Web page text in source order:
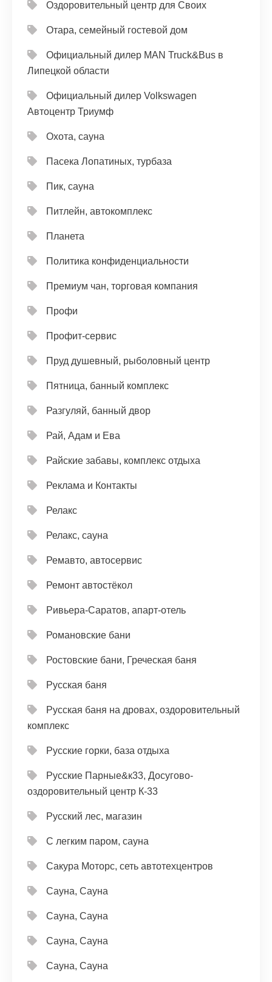
Оздоровительный центр для Своих
Отара, семейный гостевой дом
Официальный дилер MAN Truck&Bus в
Липецкой области
Официальный дилер Volkswagen
Автоцентр Триумф
Охота, сауна
Пасека Лопатиных, турбаза
Пик, сауна
Питлейн, автокомплекс
Планета
Политика конфиденциальности
Премиум чан, торговая компания
Профи
Профит-сервис
Пруд душевный, рыболовный центр
Пятница, банный комплекс
Разгуляй, банный двор
Рай, Адам и Ева
Райские забавы, комплекс отдыха
Реклама и Контакты
Релакс
Релакс, сауна
Ремавто, автосервис
Ремонт автостёкол
Ривьера-Саратов, апарт-отель
Романовские бани
Ростовские бани, Греческая баня
Русская баня
Русская баня на дровах, оздоровительный
комплекс
Русские горки, база отдыха
Русские Парные&к33, Досугово-
оздоровительный центр К-33
Русский лес, магазин
С легким паром, сауна
Сакура Моторс, сеть автотехцентров
Сауна, Сауна
Сауна, Сауна
Сауна, Сауна
Сауна, Сауна